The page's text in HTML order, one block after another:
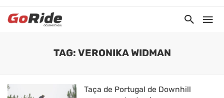
TAG: VERONIKA WIDMAN
Taça de Portugal de Downhill